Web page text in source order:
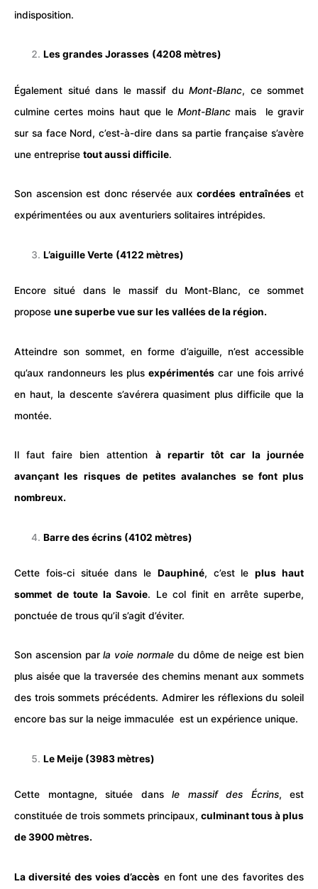
indisposition.
Les grandes Jorasses (4208 mètres)
Également situé dans le massif du Mont-Blanc, ce sommet
culmine certes moins haut que leMont-Blanc mais le gravir
sur sa face Nord, c’est-à-dire dans sa partie française s’avère
une entreprise tout aussi difficile.
Son ascension est donc réservée aux cordées entraînéeset
expérimentées ou aux aventuriers solitaires intrépides.
L’aiguille Verte (4122 mètres)
Encore situé dans le massif du Mont-Blanc, ce sommet
propose une superbe vue sur les vallées de la région.
Atteindre son sommet, en forme d’aiguille, n’est accessible
qu’aux randonneurs les plus expérimentés car une fois arrivé
en haut, la descente s’avérera quasiment plus difficile que la
montée.
Il faut faire bien attention à repartir tôt car la journée
avançant les risques de petites avalanches se font plus
nombreux.
Barre des écrins (4102 mètres)
Cette fois-ci située dans le Dauphiné, c’est leplus haut
sommet de toute la Savoie. Le col finit en arrête superbe,
ponctuée de trous qu’il s’agit d’éviter.
Son ascension parla voie normale du dôme de neige est bien
plus aisée que la traversée des chemins menant aux sommets
des trois sommets précédents. Admirer les réflexions du soleil
encore bas sur la neige immaculée est un expérience unique.
Le Meije (3983 mètres)
Cette montagne, située dans le massif des Écrins, est
constituée de trois sommets principaux, culminant tous à plus
de 3900 mètres.
La diversité des voies d’accès en font une des favorites des